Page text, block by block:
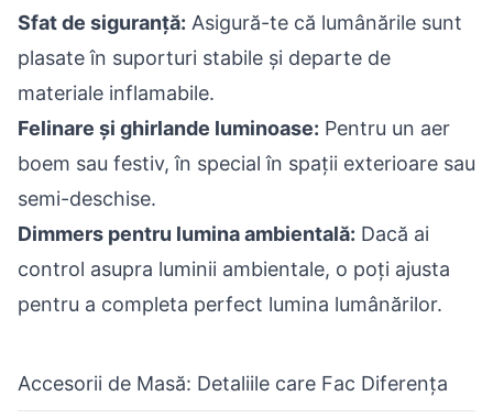
Sfat de siguranță: Asigură-te că lumânările sunt
plasate în suporturi stabile și departe de
materiale inflamabile.
Felinare și ghirlande luminoase: Pentru un aer
boem sau festiv, în special în spații exterioare sau
semi-deschise.
Dimmers pentru lumina ambientală: Dacă ai
control asupra luminii ambientale, o poți ajusta
pentru a completa perfect lumina lumânărilor.
Accesorii de Masă: Detaliile care Fac Diferența